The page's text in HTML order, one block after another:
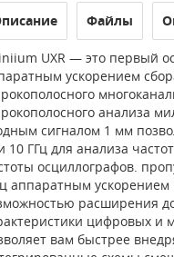
Файлы
UXR — это первый
ускорением
анализа
сигналом 1 мм
10 ГГц для анализа
осциллографов.
аппаратным ускорением
расширения
цифровых и
вам быстрее